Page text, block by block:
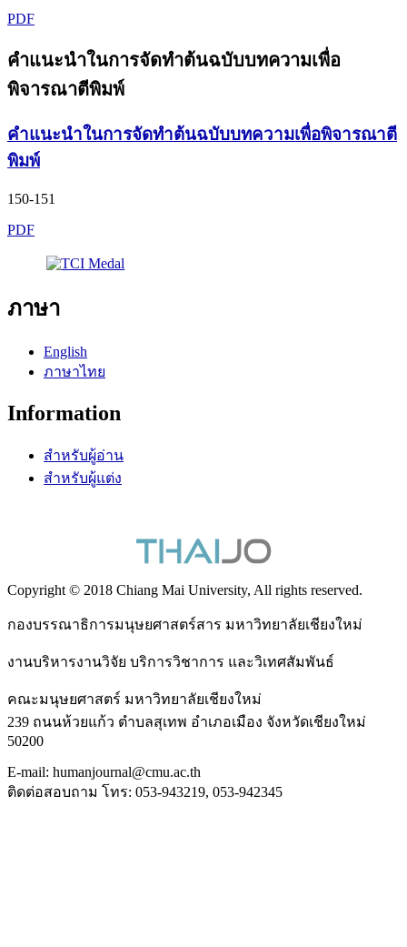
PDF
คำแนะนำในการจัดทำต้นฉบับบทความเพื่อ
พิจารณาตีพิมพ์
คำแนะนำในการจัดทำต้นฉบับบทความเพื่อพิจารณาตี
พิมพ์
150-151
PDF
ภาษา
English
ภาษาไทย
Information
สำหรับผู้อ่าน
สำหรับผู้แต่ง
Copyright © 2018 Chiang Mai University, All rights reserved.
กองบรรณาธิการมนุษยศาสตร์สาร มหาวิทยาลัยเชียงใหม่
งานบริหารงานวิจัย บริการวิชาการ และวิเทศสัมพันธ์
คณะมนุษยศาสตร์ มหาวิทยาลัยเชียงใหม่
239 ถนนห้วยแก้ว ตำบลสุเทพ อำเภอเมือง จังหวัดเชียงใหม่
50200
E-mail: humanjournal@cmu.ac.th
ติดต่อสอบถาม โทร: 053-943219, 053-942345